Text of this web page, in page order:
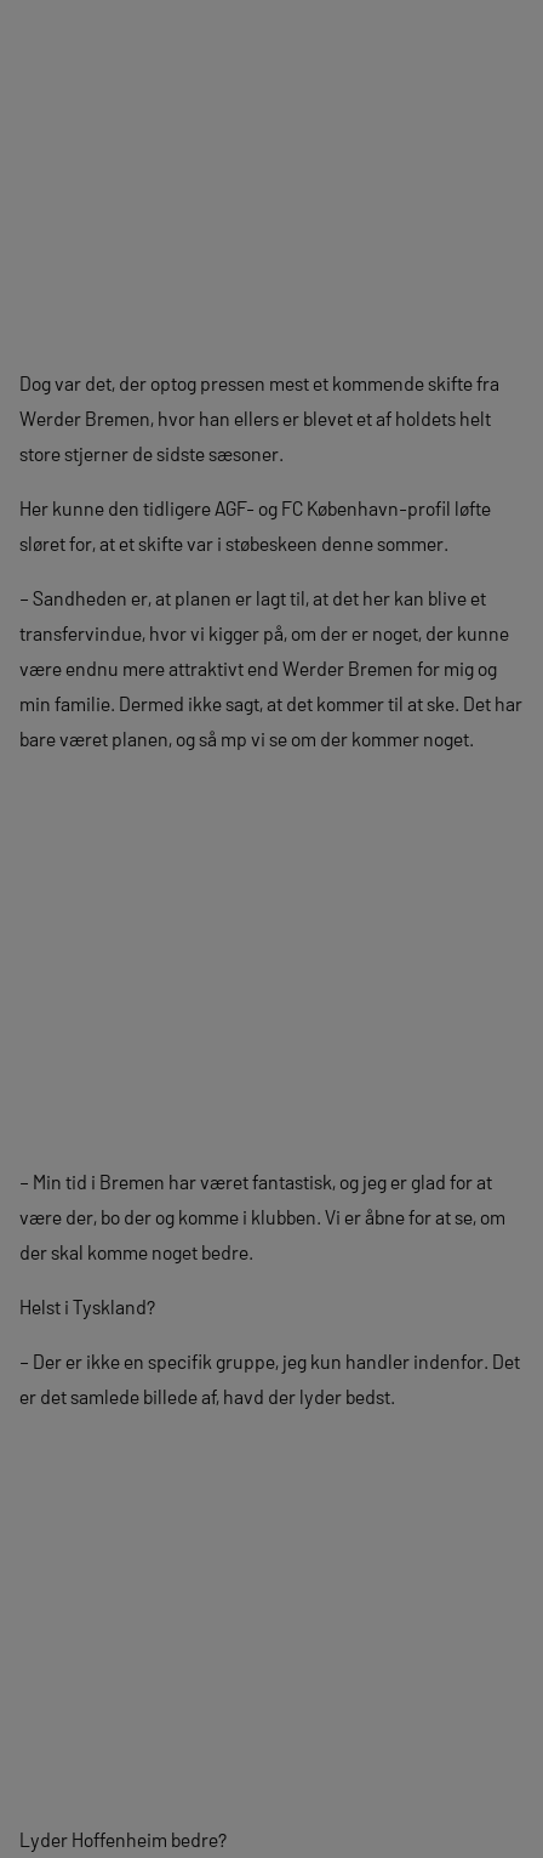
Dog var det, der optog pressen mest et kommende skifte fra
Werder Bremen, hvor han ellers er blevet et af holdets helt
store stjerner de sidste sæsoner.
Her kunne den tidligere AGF- og FC København-profil løfte
sløret for, at et skifte var i støbeskeen denne sommer.
– Sandheden er, at planen er lagt til, at det her kan blive et
transfervindue, hvor vi kigger på, om der er noget, der kunne
være endnu mere attraktivt end Werder Bremen for mig og
min familie. Dermed ikke sagt, at det kommer til at ske. Det har
bare været planen, og så mp vi se om der kommer noget.
– Min tid i Bremen har været fantastisk, og jeg er glad for at
være der, bo der og komme i klubben. Vi er åbne for at se, om
der skal komme noget bedre.
Helst i Tyskland?
– Der er ikke en specifik gruppe, jeg kun handler indenfor. Det
er det samlede billede af, havd der lyder bedst.
Lyder Hoffenheim bedre?